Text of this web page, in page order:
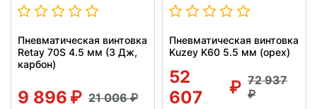
Пневматическая винтовка
Retay 70S 4.5 мм (3 Дж,
карбон)
9 896 21 006
Пневматическая винтовка
Kuzey K60 5.5 мм (орех)
52
607
72 937